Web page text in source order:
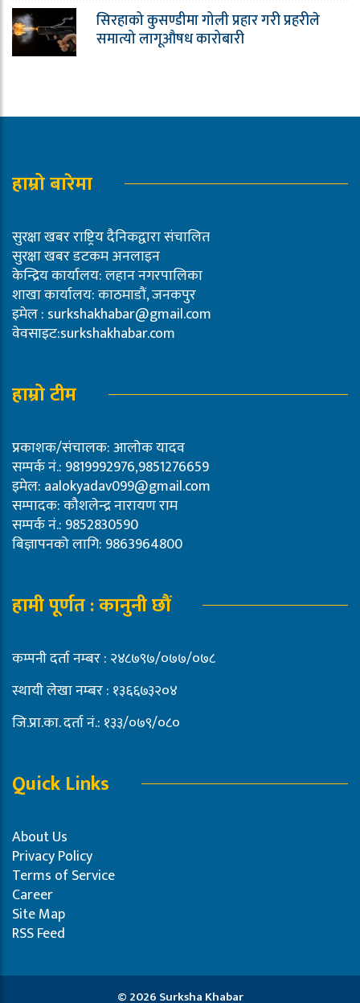
सिरहाको कुसण्डीमा गोली प्रहार गरी प्रहरीले
समात्यो लागूऔषध कारोबारी
हाम्रो बारेमा
सुरक्षा खबर राष्ट्रिय दैनिकद्वारा संचालित
सुरक्षा खबर डटकम अनलाइन
केन्द्रिय कार्यालय: लहान नगरपालिका
शाखा कार्यालय: काठमाडौं, जनकपुर
इमेल : surkshakhabar@gmail.com
वेवसाइट:surkshakhabar.com
हाम्रो टीम
प्रकाशक/संचालक: आलोक यादव
सम्पर्क नं.: 9819992976,9851276659
इमेल: aalokyadav099@gmail.com
सम्पादक: कौशलेन्द्र नारायण राम
सम्पर्क नं.: 9852830590
बिज्ञापनको लागि: 9863964800
हामी पूर्णत : कानुनी छौं
कम्पनी दर्ता नम्बर : २४८७९७/०७७/०७८
स्थायी लेखा नम्बर : १३६६७३२०४
जि.प्रा.का. दर्ता नं.: १३३/०७९/०८०
Quick Links
About Us
Privacy Policy
Terms of Service
Career
Site Map
RSS Feed
© 2026 Surksha Khabar